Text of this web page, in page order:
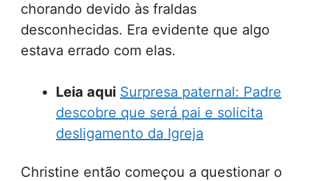
chorando devido às fraldas
desconhecidas. Era evidente que algo
estava errado com elas.
Leia aqui Surpresa paternal: Padre
descobre que será pai e solicita
desligamento da Igreja
Christine então começou a questionar o